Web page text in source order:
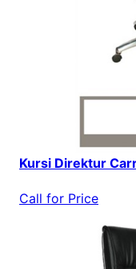
Kursi Direktur
Call for Price